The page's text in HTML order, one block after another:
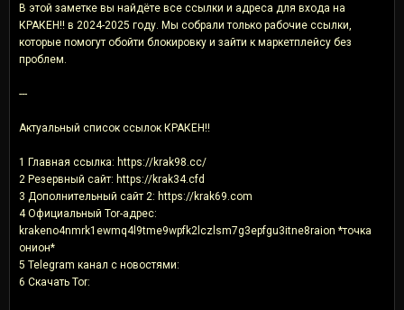
В этой заметке вы найдёте все ссылки и адреса для входа на
КРАКЕН!! в 2024-2025 году. Мы собрали только рабочие ссылки,
которые помогут обойти блокировку и зайти к маркетплейсу без
проблем.
---
Актуальный список ссылок КРАКЕН!!
1 Главная ссылка: https://krak98.cc/
2 Резервный сайт: https://krak34.cfd
3 Дополнительный сайт 2: https://krak69.com
4 Официальный Tor-адрес:
krakeno4nmrk1ewmq4l9tme9wpfk2lczlsm7g3epfgu3itne8raion *точка
онион*
5 Telegram канал с новостями:
6 Скачать Tor: